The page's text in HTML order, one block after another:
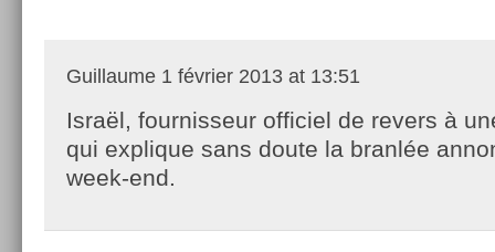
Guillaume 1 février 2013 at 13:51
Israël, fournisseur officiel de revers à
qui explique sans doute la branlée
week-end.